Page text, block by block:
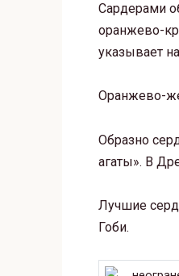
Сардерами
оранжево-
указывает
Оранжево-
Образно
агаты». В
Лучшие
Гоби.